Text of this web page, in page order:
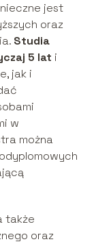
jest
oraz
Studia
5 lat i
jak i
w
można
także
oraz